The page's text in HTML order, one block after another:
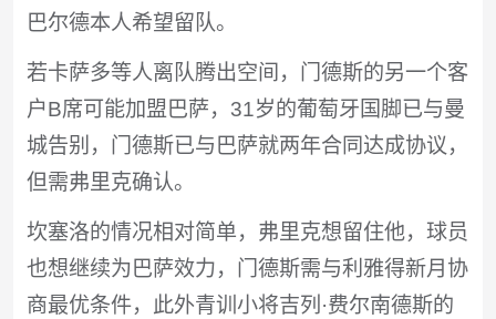
巴尔德本人希望留队。
若卡萨多等人离队腾出空间，门德斯的另一个客
户B席可能加盟巴萨，31岁的葡萄牙国脚已与曼
城告别，门德斯已与巴萨就两年合同达成协议，
但需弗里克确认。
坎塞洛的情况相对简单，弗里克想留住他，球员
也想继续为巴萨效力，门德斯需与利雅得新月协
商最优条件，此外青训小将吉列·费尔南德斯的